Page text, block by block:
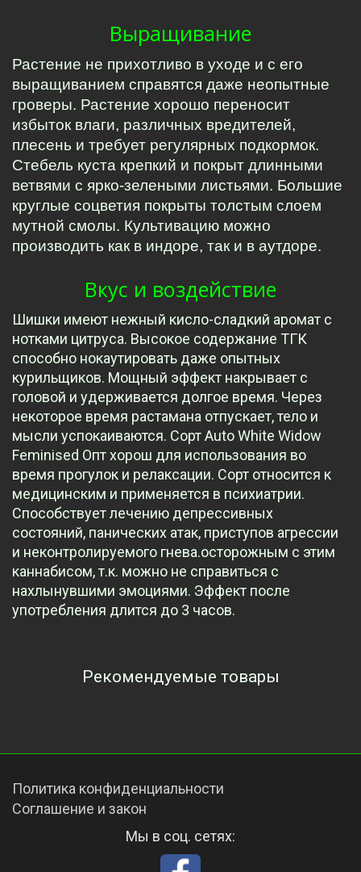
Выращивание
Растение не прихотливо в уходе и с его
выращиванием справятся даже неопытные
гроверы. Растение хорошо переносит
избыток влаги, различных вредителей,
плесень и требует регулярных подкормок.
Стебель куста крепкий и покрыт длинными
ветвями с ярко-зелеными листьями. Большие
круглые соцветия покрыты толстым слоем
мутной смолы. Культивацию можно
производить как в индоре, так и в аутдоре.
Вкус и воздействие
Шишки имеют нежный кисло-сладкий аромат с
нотками цитруса. Высокое содержание ТГК
способно нокаутировать даже опытных
курильщиков. Мощный эффект накрывает с
головой и удерживается долгое время. Через
некоторое время растамана отпускает, тело и
мысли успокаиваются. Сорт Auto White Widow
Feminised Опт хорош для использования во
время прогулок и релаксации. Сорт относится к
медицинским и применяется в психиатрии.
Способствует лечению депрессивных
состояний, панических атак, приступов агрессии
и неконтролируемого гнева.осторожным с этим
каннабисом, т.к. можно не справиться с
нахлынувшими эмоциями. Эффект после
употребления длится до 3 часов.
Рекомендуемые товары
Политика конфиденциальности
Соглашение и закон
Мы в соц. сетях: